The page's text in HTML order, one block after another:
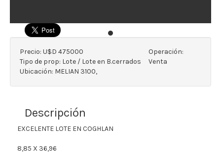
Precio: U$D 475000
Tipo de prop: Lote / Lote en B.cerrados
Operación:
Venta
Ubicación: MELIAN 3100,
Descripción
EXCELENTE LOTE EN COGHLAN
8,85 X 36,96